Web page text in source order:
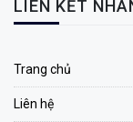
LIÊN KẾT
Trang chủ
Liên hệ